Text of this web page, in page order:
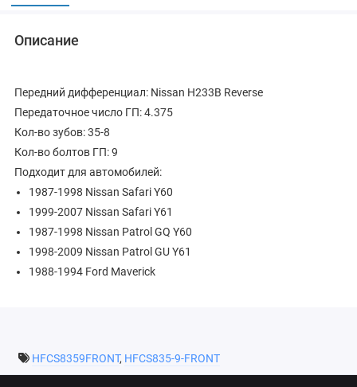
Описание
Передний дифференциал: Nissan H233B Reverse
Передаточное число ГП: 4.375
Кол-во зубов: 35-8
Кол-во болтов ГП: 9
Подходит для автомобилей:
1987-1998 Nissan Safari Y60
1999-2007 Nissan Safari Y61
1987-1998 Nissan Patrol GQ Y60
1998-2009 Nissan Patrol GU Y61
1988-1994 Ford Maverick
HFCS8359FRONT, HFCS835-9-FRONT